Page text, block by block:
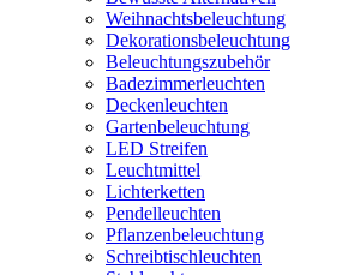
Weihnachtsbeleuchtung
Dekorationsbeleuchtung
Beleuchtungszubehör
Badezimmerleuchten
Deckenleuchten
Gartenbeleuchtung
LED Streifen
Leuchtmittel
Lichterketten
Pendelleuchten
Pflanzenbeleuchtung
Schreibtischleuchten